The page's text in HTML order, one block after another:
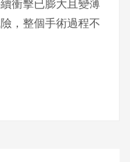
衝擊已膨大且變薄
，整個手術過程不